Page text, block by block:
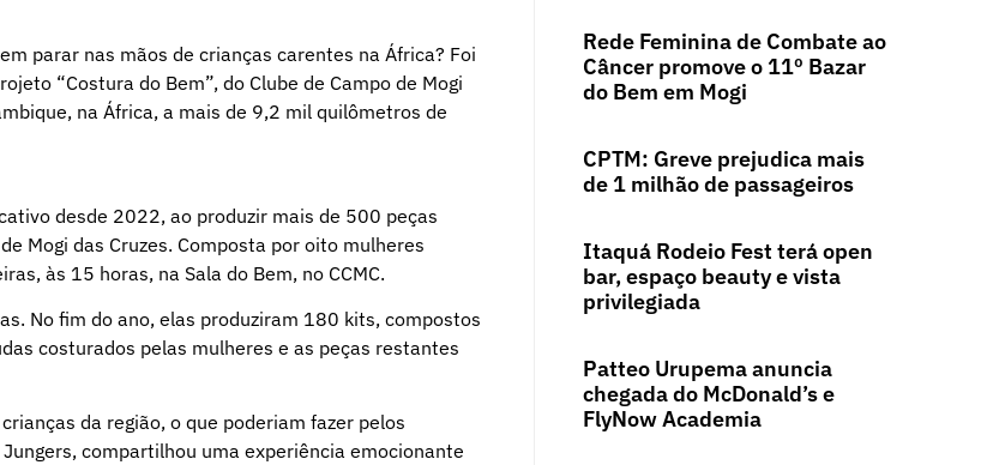
parar nas mãos de crianças carentes na África? Foi
“Costura do Bem”, do Clube de Campo de Mogi
na África, a mais de 9,2 mil quilômetros de
desde 2022, ao produzir mais de 500 peças
Mogi das Cruzes. Composta por oito mulheres
às 15 horas, na Sala do Bem, no CCMC.
No fim do ano, elas produziram 180 kits, compostos
costurados pelas mulheres e as peças restantes
da região, o que poderiam fazer pelos
compartilhou uma experiência emocionante
Rede Feminina de Combate ao
Câncer promove o 11º Bazar
do Bem em Mogi
CPTM: Greve prejudica mais
de 1 milhão de passageiros
Itaquá Rodeio Fest terá open
bar, espaço beauty e vista
privilegiada
Patteo Urupema anuncia
chegada do McDonald’s e
FlyNow Academia